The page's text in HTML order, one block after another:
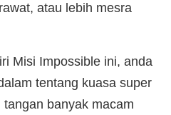
atau lebih mesra
Misi Impossible ini, anda
tentang kuasa super
banyak macam